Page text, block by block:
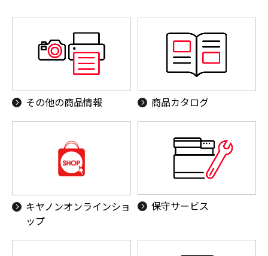
その他の商品情報 商品カタログ
キヤノンオンラインショ
ップ
保守サービス